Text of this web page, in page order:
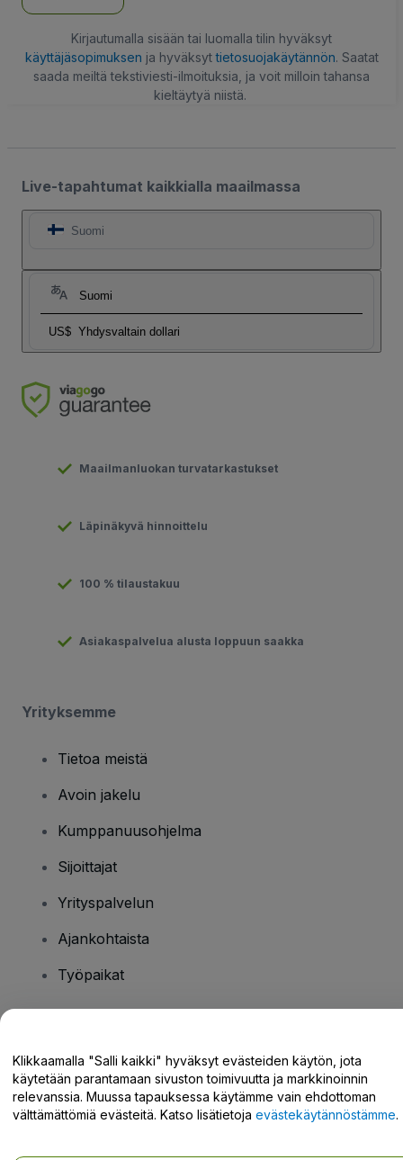
Kirjautumalla sisään tai luomalla tilin hyväksyt
käyttäjäsopimuksen ja hyväksyttietosuojakäytännön. Saatat
saada meiltä tekstiviesti-ilmoituksia, ja voit milloin tahansa
kieltäytyä niistä.
Live-tapahtumat kaikkialla maailmassa
Suomi
Suomi
US$ Yhdysvaltain dollari
Maailmanluokan turvatarkastukset
Läpinäkyvä hinnoittelu
100 % tilaustakuu
Asiakaspalvelua alusta loppuun saakka
Yrityksemme
Tietoa meistä
Avoin jakelu
Kumppanuusohjelma
Sijoittajat
Yrityspalvelun
Ajankohtaista
Työpaikat
Tukikeskus / Ota meihin yhteyttä
Klikkaamalla "Salli kaikki" hyväksyt evästeiden käytön, jota
käytetään parantamaan sivuston toimivuutta ja markkinoinnin
relevanssia. Muussa tapauksessa käytämme vain ehdottoman
välttämättömiä evästeitä. Katso lisätietoja evästekäytännöstämme.